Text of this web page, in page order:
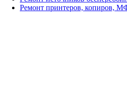
Ремонт принтеров, копиров,